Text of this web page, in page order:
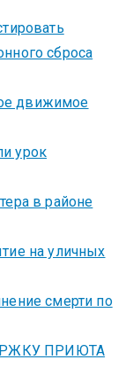
сброса
движимое
урок
в районе
на уличных
смерти по
ПРИЮТА